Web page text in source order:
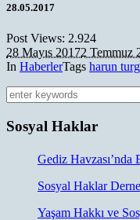
28.05.2017
Post Views: 2.924
28 Mayıs 20172 Temmuz
In HaberlerTags harun
Sosyal Haklar
Gediz
Sosyal Haklar
Yaşam Hakkı ve